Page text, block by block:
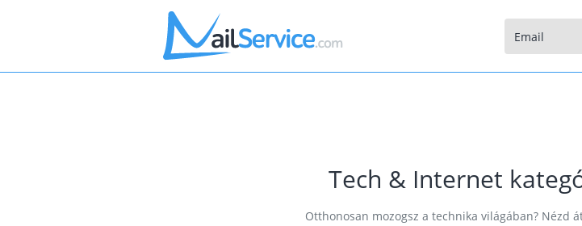
Tech & Internet
Otthonosan mozogsz a technika világában? Nézd